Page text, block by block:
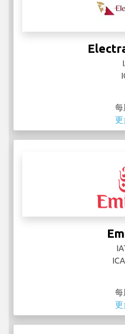
每
更
每
更